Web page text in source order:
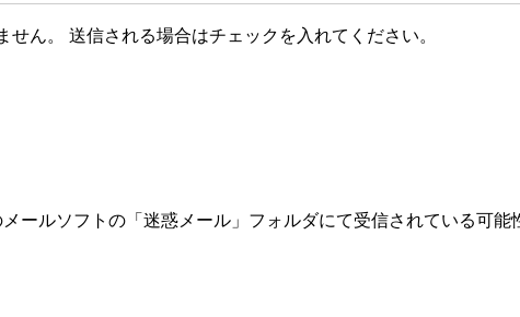
せん。 送信される場合はチェックを入れてください。
ールソフトの「迷惑メール」フォルダにて受信されている可能